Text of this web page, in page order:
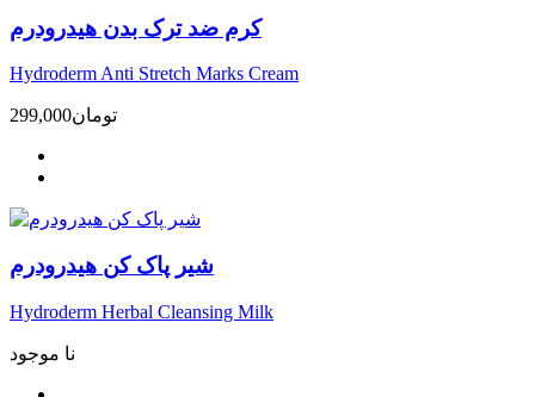
کرم ضد ترک بدن هیدرودرم
Hydroderm Anti Stretch Marks Cream
299,000تومان
شیر پاک کن هیدرودرم
Hydroderm Herbal Cleansing Milk
نا موجود